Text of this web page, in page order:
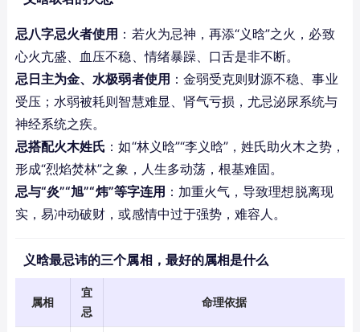
忌八字忌火者使用 ：若火为忌神，再添“义晗”之火，必致
心火亢盛、血压不稳、情绪暴躁、口舌是非不断。
忌日主为金、水极弱者使用 ：金弱受克则财源不稳、事业
受压；水弱被耗则智慧难显、肾气亏损，尤忌泌尿系统与
神经系统之疾。
忌搭配火木姓氏 ：如“林义晗”“李义晗”，姓氏助火木之势，
形成“烈焰焚林”之象，人生多动荡，根基难固。
忌与“炎”“旭”“炜”等字连用 ：加重火气，导致理想脱离现
实，易冲动破财，或感情中过于强势，难容人。
义晗最忌讳的三个属相，最好的属相是什么
属相
宜
忌
命理依据